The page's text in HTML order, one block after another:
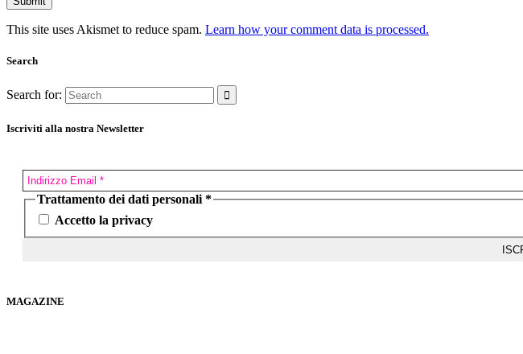
This site uses Akismet to reduce spam. Learn how your comment data is processed.
Search
Search for:
Iscriviti alla nostra Newsletter
Trattamento dei dati personali *
Accetto la privacy
MAGAZINE